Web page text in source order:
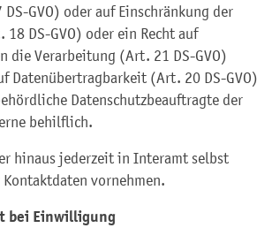
GVO) oder auf Einschränkung der
DS-GVO) oder ein Recht auf
die Verarbeitung (Art. 21 DS-GVO)
Datenübertragbarkeit (Art. 20 DS-GVO)
Datenschutzbeauftragte der
behilflich.
hinaus jederzeit in Interamt selbst
vornehmen.
bei Einwilligung